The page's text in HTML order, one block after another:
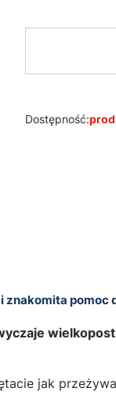
Dostępność:
znakomita pomoc
jak